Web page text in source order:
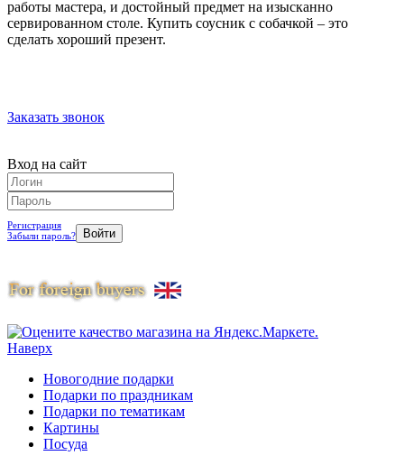
работы мастера, и достойный предмет на изысканно
сервированном столе. Купить соусник с собачкой – это
сделать хороший презент.
Заказать звонок
Вход на сайт
Регистрация
Забыли пароль?
Наверх
Новогодние подарки
Подарки по праздникам
Подарки по тематикам
Картины
Посуда